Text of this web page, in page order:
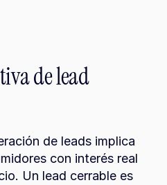
de lead
de leads implica
con interés real
Un lead cerrable es